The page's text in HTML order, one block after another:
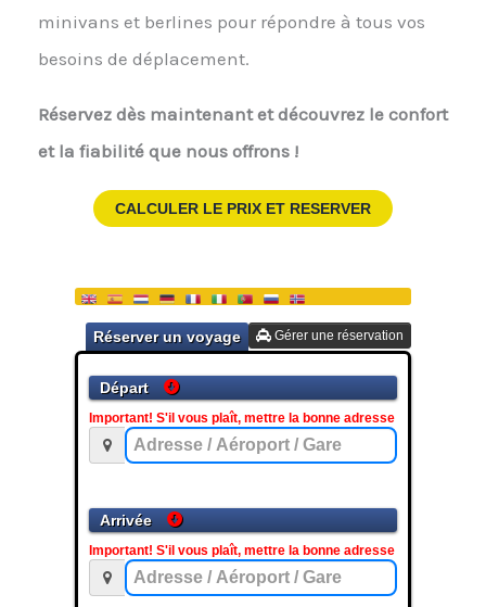
minivans et berlines pour répondre à tous vos
besoins de déplacement.
Réservez dès maintenant et découvrez le confort
et la fiabilité que nous offrons !
CALCULER LE PRIX ET RESERVER